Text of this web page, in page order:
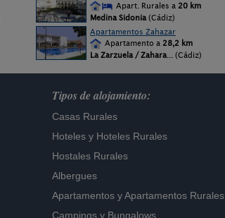
Apart. Rurales a 20 km
Medina Sidonia (Cádiz)
Apartamentos Zahazar
Apartamento a 28,2 km
La Zarzuela / Zahara... (Cádiz)
Tipos de alojamiento:
Casas Rurales
Hoteles y Hoteles Rurales
Hostales Rurales
Albergues
Apartamentos yApartamentos Rurales
Campings y Bungalows